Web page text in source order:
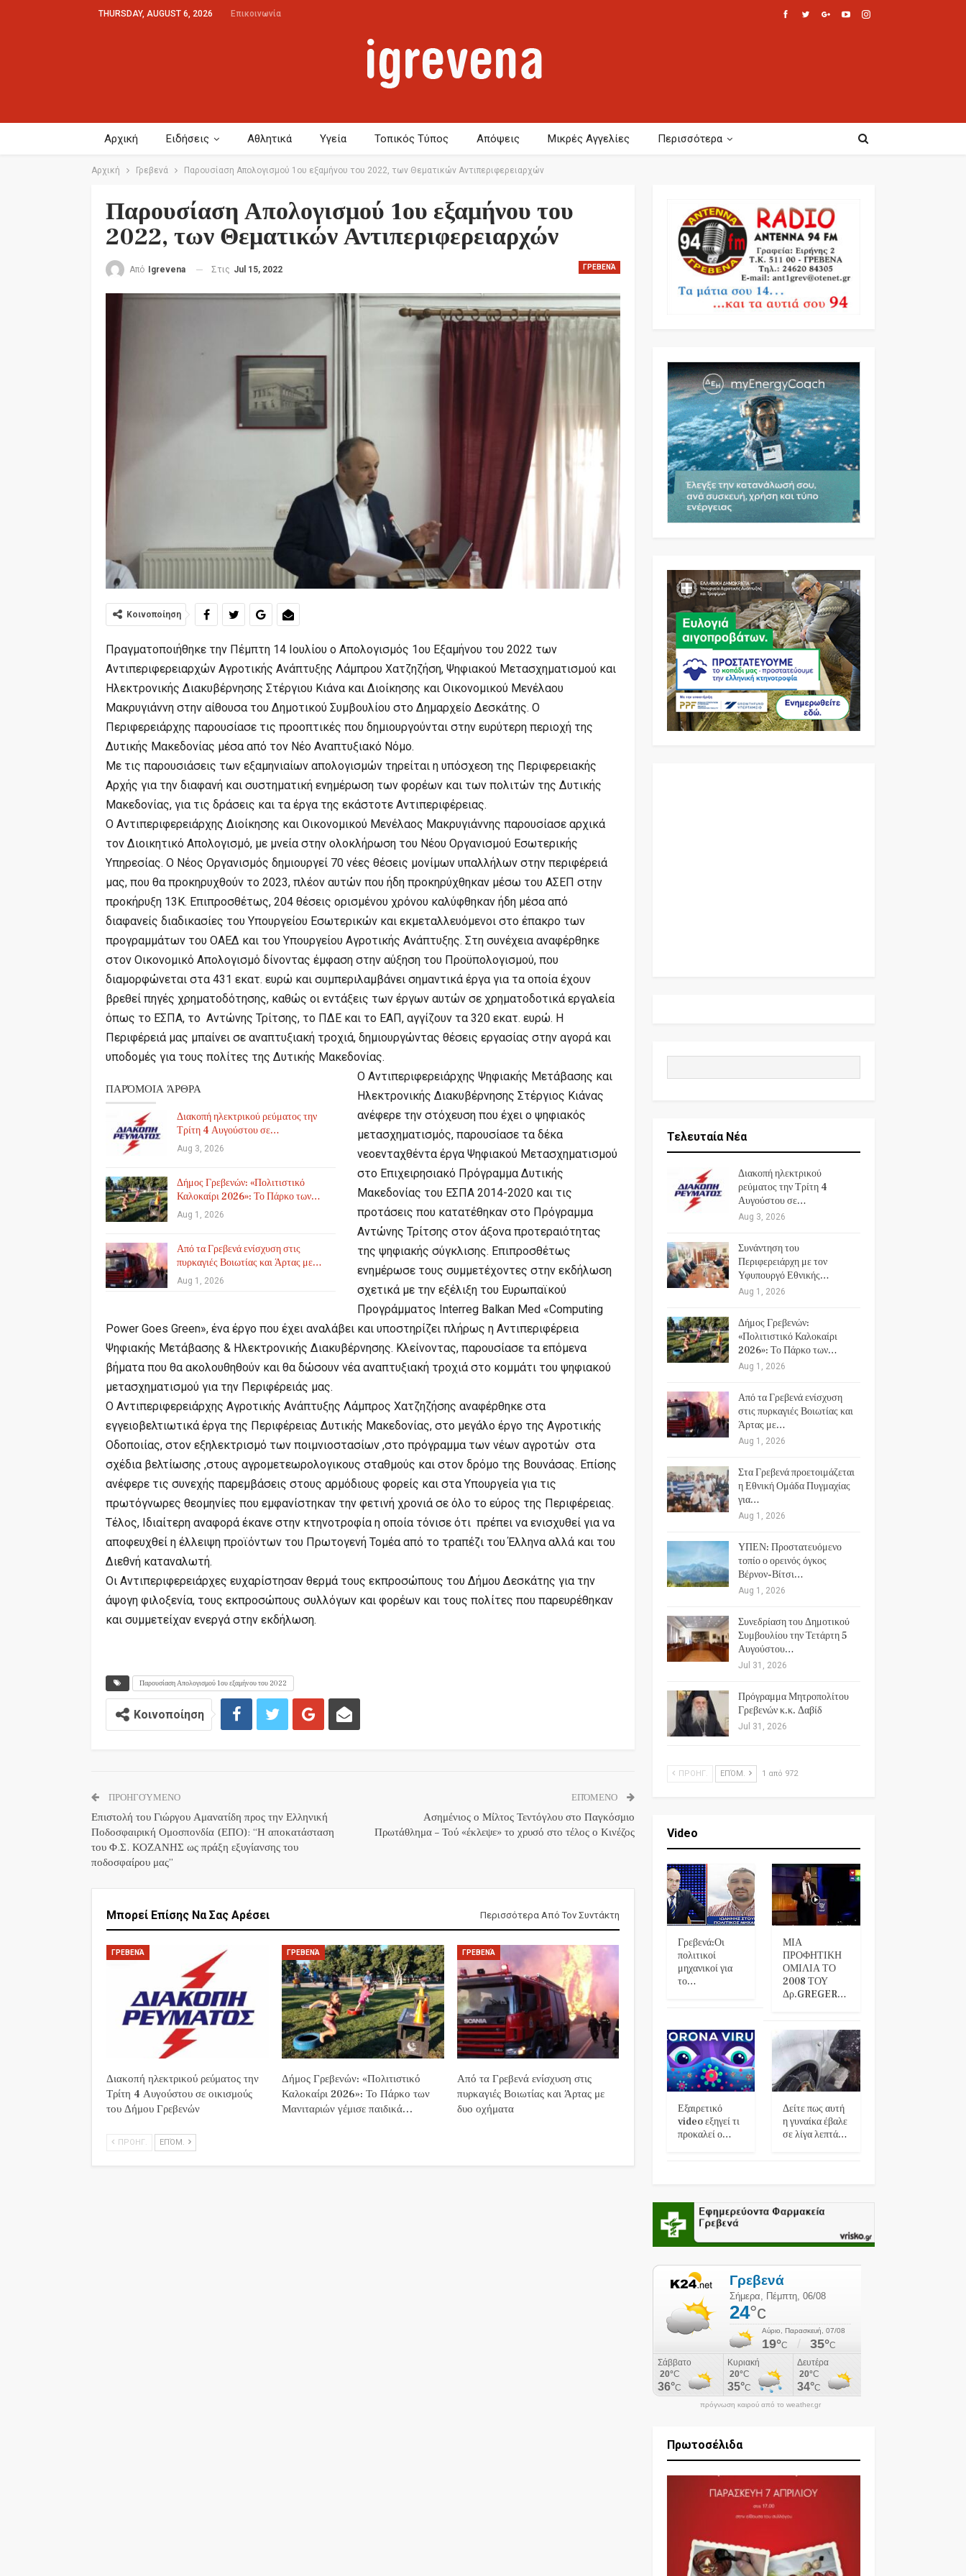
THURSDAY, AUGUST 6, 2026 Επικοινωνία
Αρχική Ειδήσεις Αθλητικά Υγεία Τοπικός Τύπος Απόψεις Μικρές Αγγελίες Περισσότερα
Αρχική Γρεβενά Παρουσίαση Απολογισμού 1ου εξαμήνου του 2022, των Θεματικών Αντιπεριφερειαρχών
Παρουσίαση Απολογισμού 1ου εξαμήνου του
2022, των Θεματικών Αντιπεριφερειαρχών
ΓΡΕΒΕΝΆ
Από Igrevena Στις Jul 15, 2022
Κοινοποίηση
Πραγματοποιήθηκε την Πέμπτη 14 Ιουλίου ο Απολογισμός 1ου Εξαμήνου του 2022 των
Αντιπεριφερειαρχών Αγροτικής Ανάπτυξης Λάμπρου Χατζηζήση, Ψηφιακού Μετασχηματισμού και
Ηλεκτρονικής Διακυβέρνησης Στέργιου Κιάνα και Διοίκησης και Οικονομικού Μενέλαου
Μακρυγιάννη στην αίθουσα του Δημοτικού Συμβουλίου στο Δημαρχείο Δεσκάτης. Ο
Περιφερειάρχης παρουσίασε τις προοπτικές που δημιουργούνται στην ευρύτερη περιοχή της
Δυτικής Μακεδονίας μέσα από τον Νέο Αναπτυξιακό Νόμο.
Με τις παρουσιάσεις των εξαμηνιαίων απολογισμών τηρείται η υπόσχεση της Περιφερειακής
Αρχής για την διαφανή και συστηματική ενημέρωση των φορέων και των πολιτών της Δυτικής
Μακεδονίας, για τις δράσεις και τα έργα της εκάστοτε Αντιπεριφέρειας.
Ο Αντιπεριφερειάρχης Διοίκησης και Οικονομικού Μενέλαος Μακρυγιάννης παρουσίασε αρχικά
τον Διοικητικό Απολογισμό, με μνεία στην ολοκλήρωση του Νέου Οργανισμού Εσωτερικής
Υπηρεσίας. Ο Νέος Οργανισμός δημιουργεί 70 νέες θέσεις μονίμων υπαλλήλων στην περιφέρειά
μας, που θα προκηρυχθούν το 2023, πλέον αυτών που ήδη προκηρύχθηκαν μέσω του ΑΣΕΠ στην
προκήρυξη 13Κ. Επιπροσθέτως, 204 θέσεις ορισμένου χρόνου καλύφθηκαν ήδη μέσα από
διαφανείς διαδικασίες του Υπουργείου Εσωτερικών και εκμεταλλευόμενοι στο έπακρο των
προγραμμάτων του ΟΑΕΔ και του Υπουργείου Αγροτικής Ανάπτυξης. Στη συνέχεια αναφέρθηκε
στον Οικονομικό Απολογισμό δίνοντας έμφαση στην αύξηση του Προϋπολογισμού, που
διαμορφώνεται στα 431 εκατ. ευρώ και συμπεριλαμβάνει σημαντικά έργα για τα οποία έχουν
βρεθεί πηγές χρηματοδότησης, καθώς οι εντάξεις των έργων αυτών σε χρηματοδοτικά εργαλεία
όπως το ΕΣΠΑ, το Αντώνης Τρίτσης, το ΠΔΕ και το ΕΑΠ, αγγίζουν τα 320 εκατ. ευρώ. Η
Περιφέρειά μας μπαίνει σε αναπτυξιακή τροχιά, δημιουργώντας θέσεις εργασίας στην αγορά και
υποδομές για τους πολίτες της Δυτικής Μακεδονίας.
ΠΑΡΌΜΟΙΑ ΆΡΘΡΑ
Διακοπή ηλεκτρικού ρεύματος την
Τρίτη 4 Αυγούστου σε…
Aug 3, 2026
Δήμος Γρεβενών: «Πολιτιστικό
Καλοκαίρι 2026»: Το Πάρκο των…
Aug 1, 2026
Από τα Γρεβενά ενίσχυση στις
πυρκαγιές Βοιωτίας και Άρτας με…
Aug 1, 2026
Ο Αντιπεριφερειάρχης Ψηφιακής Μετάβασης και
Ηλεκτρονικής Διακυβέρνησης Στέργιος Κιάνας
ανέφερε την στόχευση που έχει ο ψηφιακός
μετασχηματισμός, παρουσίασε τα δέκα
νεοενταχθέντα έργα Ψηφιακού Μετασχηματισμού
στο Επιχειρησιακό Πρόγραμμα Δυτικής
Μακεδονίας του ΕΣΠΑ 2014-2020 και τις
προτάσεις που κατατέθηκαν στο Πρόγραμμα
Αντώνης Τρίτσης στον άξονα προτεραιότητας
της ψηφιακής σύγκλισης. Επιπροσθέτως
ενημέρωσε τους συμμετέχοντες στην εκδήλωση
σχετικά με την εξέλιξη του Ευρωπαϊκού
Προγράμματος Interreg Balkan Med «Computing
Power Goes Green», ένα έργο που έχει αναλάβει και υποστηρίζει πλήρως η Αντιπεριφέρεια
Ψηφιακής Μετάβασης & Ηλεκτρονικής Διακυβέρνησης. Κλείνοντας, παρουσίασε τα επόμενα
βήματα που θα ακολουθηθούν και θα δώσουν νέα αναπτυξιακή τροχιά στο κομμάτι του ψηφιακού
μετασχηματισμού για την Περιφέρειάς μας.
Ο Αντιπεριφερειάρχης Αγροτικής Ανάπτυξης Λάμπρος Χατζηζήσης αναφέρθηκε στα
εγγειοβελτιωτικά έργα της Περιφέρειας Δυτικής Μακεδονίας, στο μεγάλο έργο της Αγροτικής
Οδοποιίας, στον εξηλεκτρισμό των ποιμνιοστασίων ,στο πρόγραμμα των νέων αγροτών στα
σχέδια βελτίωσης ,στους αγρομετεωρολογικους σταθμούς και στον δρόμο της Βουνάσας. Επίσης
ανέφερε τις συνεχής παρεμβάσεις στους αρμόδιους φορείς και στα Υπουργεία για τις
πρωτόγνωρες θεομηνίες που εμφανίστηκαν την φετινή χρονιά σε όλο το εύρος της Περιφέρειας.
Τέλος, Ιδιαίτερη αναφορά έκανε στην κτηνοτροφία η οποία τόνισε ότι πρέπει να ενισχυθεί για να
αποφευχθεί η έλλειψη προϊόντων του Πρωτογενή Τομέα από το τραπέζι του Έλληνα αλλά και του
Διεθνή καταναλωτή.
Οι Αντιπεριφερειάρχες ευχαρίστησαν θερμά τους εκπροσώπους του Δήμου Δεσκάτης για την
άψογη φιλοξενία, τους εκπροσώπους συλλόγων και φορέων και τους πολίτες που παρευρέθηκαν
και συμμετείχαν ενεργά στην εκδήλωση.
Παρουσίαση Απολογισμού 1ου εξαμήνου του 2022
Κοινοποίηση
ΠΡΟΗΓΟΎΜΕΝΟ
Επιστολή του Γιώργου Αμανατίδη προς την Ελληνική
Ποδοσφαιρική Ομοσπονδία (ΕΠΟ): “Η αποκατάσταση
του Φ.Σ. ΚΟΖΑΝΗΣ ως πράξη εξυγίανσης του
ποδοσφαίρου μας”
ΕΠΌΜΕΝΟ
Ασημένιος ο Μίλτος Τεντόγλου στο Παγκόσμιο
Πρωτάθλημα – Τού «έκλεψε» το χρυσό στο τέλος ο Κινέζος
Μπορεί Επίσης Να Σας Αρέσει Περισσότερα Από Τον Συντάκτη
ΓΡΕΒΕΝΆ
Διακοπή ηλεκτρικού ρεύματος την
Τρίτη 4 Αυγούστου σε οικισμούς
του Δήμου Γρεβενών
ΓΡΕΒΕΝΆ
Δήμος Γρεβενών: «Πολιτιστικό
Καλοκαίρι 2026»: Το Πάρκο των
Μανιταριών γέμισε παιδικά…
ΓΡΕΒΕΝΆ
Από τα Γρεβενά ενίσχυση στις
πυρκαγιές Βοιωτίας και Άρτας με
δυο οχήματα
ΠΡΟΗΓ. ΕΠΌΜ.
Τελευταία Νέα
Διακοπή ηλεκτρικού
ρεύματος την Τρίτη 4
Αυγούστου σε…
Aug 3, 2026
Συνάντηση του
Περιφερειάρχη με τον
Υφυπουργό Εθνικής…
Aug 1, 2026
Δήμος Γρεβενών:
«Πολιτιστικό Καλοκαίρι
2026»: Το Πάρκο των…
Aug 1, 2026
Από τα Γρεβενά ενίσχυση
στις πυρκαγιές Βοιωτίας και
Άρτας με…
Aug 1, 2026
Στα Γρεβενά προετοιμάζεται
η Εθνική Ομάδα Πυγμαχίας
για…
Aug 1, 2026
ΥΠΕΝ: Προστατευόμενο
τοπίο ο ορεινός όγκος
Βέρνον-Βίτσι…
Aug 1, 2026
Συνεδρίαση του Δημοτικού
Συμβουλίου την Τετάρτη 5
Αυγούστου…
Jul 31, 2026
Πρόγραμμα Μητροπολίτου
Γρεβενών κ.κ. Δαβίδ
Jul 31, 2026
ΠΡΟΗΓ. ΕΠΌΜ. 1 από 972
Video
Γρεβενά:Οι
πολιτικοί
μηχανικοί για
το…
ΜΙΑ
ΠΡΟΦΗΤΙΚΗ
ΟΜΙΛΙΑ ΤΟ
2008 ΤΟΥ
Δρ.GREGER…
Εξαιρετικό
video εξηγεί τι
προκαλεί ο…
Δείτε πως αυτή
η γυναίκα έβαλε
σε λίγα λεπτά…
πρόγνωση καιρού από το weather.gr
Πρωτοσέλιδα